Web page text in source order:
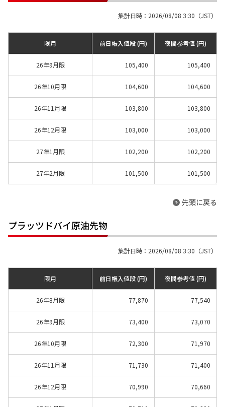
集計日時：2026/08/08 3:30（JST）
限月 前日帳入値段 (円) 夜間参考値 (円)
26年9月限 105,400 105,400
26年10月限 104,600 104,600
26年11月限 103,800 103,800
26年12月限 103,000 103,000
27年1月限 102,200 102,200
27年2月限 101,500 101,500
先頭に戻る
プラッツドバイ原油先物
集計日時：2026/08/08 3:30（JST）
限月 前日帳入値段 (円) 夜間参考値 (円)
26年8月限 77,870 77,540
26年9月限 73,400 73,070
26年10月限 72,300 71,970
26年11月限 71,730 71,400
26年12月限 70,990 70,660